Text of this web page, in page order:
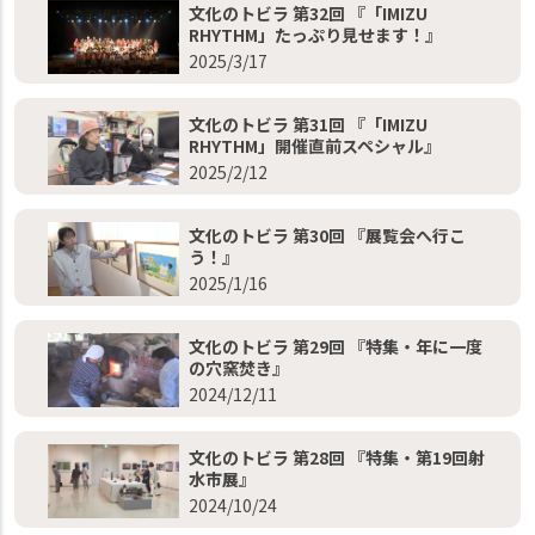
文化のトビラ 第32回 『「IMIZU
RHYTHM」たっぷり見せます！』
2025/3/17
文化のトビラ 第31回 『「IMIZU
RHYTHM」開催直前スペシャル』
2025/2/12
文化のトビラ 第30回 『展覧会へ行こ
う！』
2025/1/16
文化のトビラ 第29回 『特集・年に一度
の穴窯焚き』
2024/12/11
文化のトビラ 第28回 『特集・第19回射
水市展』
2024/10/24